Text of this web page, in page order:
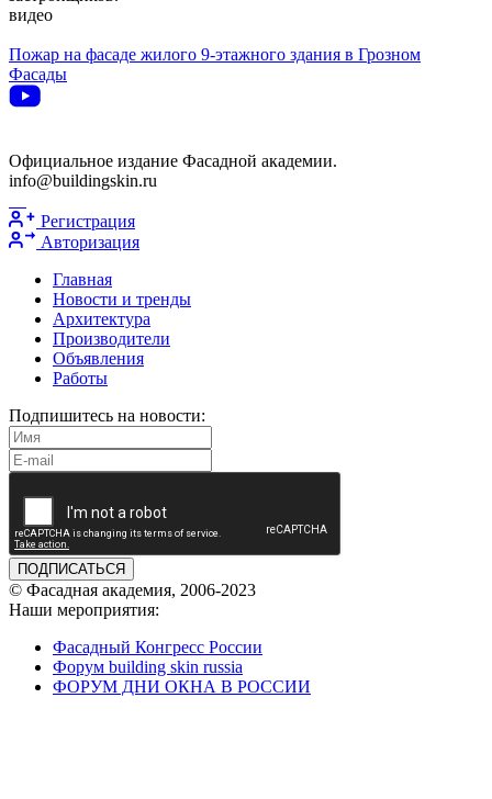
видео
Пожар на фасаде жилого 9-этажного здания в Грозном
Фасады
Официальное издание Фасадной академии.
info@buildingskin.ru
Регистрация
Авторизация
Главная
Новости и тренды
Архитектура
Производители
Объявления
Работы
Подпишитесь на новости:
ПОДПИСАТЬСЯ
© Фасадная академия, 2006-2023
Наши мероприятия:
Фасадный Конгресс России
Форум building skin russia
ФОРУМ ДНИ ОКНА В РОССИИ